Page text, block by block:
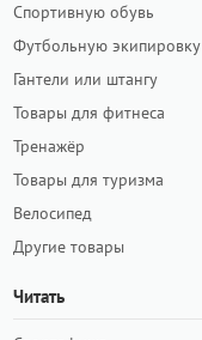
Спортивную обувь
Футбольную экипировку
Гантели или штангу
Товары для фитнеса
Тренажёр
Товары для туризма
Велосипед
Другие товары
Читать